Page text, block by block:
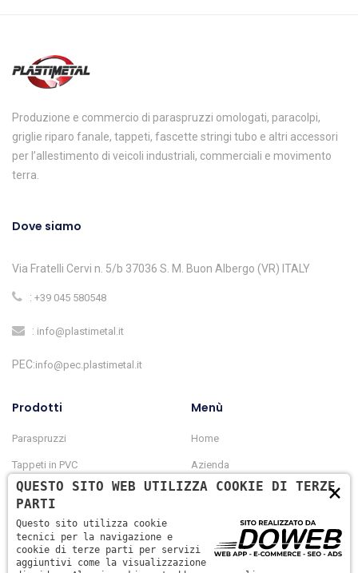
Produzione e commercio di paraspruzzi omologati, paracolpi,
griglie riparo fanale, tappeti, fascette stringi tubo e altri accessori
per l’allestimento di veicoli industriali, commerciali e movimento
terra.
Dove siamo
Via Fratelli Cervi n. 5/b 37036 S. M. Buon Albergo (VR) ITALY
: +39 045 580548
: info@plastimetal.it
PEC:info@pec.plastimetal.it
Prodotti
Paraspruzzi
Tappeti in PVC
Paracolpi in gomma
Paracolpi in pvc
Griglie riparo fanale
Fascette stringitubo
Menù
Home
Azienda
Prodotti ×
QUESTO SITO WEB UTILIZZA COOKIE DI TERZE
PARTI
Questo sito utilizza cookie
tecnici per la navigazione e
cookie di terze parti per servizi
aggiuntivi come la visualizzazione